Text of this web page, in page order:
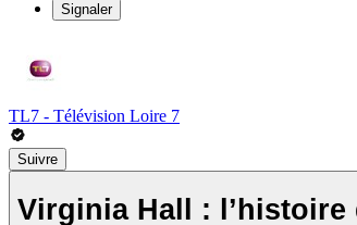
Signaler
TL7 - Télévision Loire 7
Suivre
Virginia Hall : l’histoire